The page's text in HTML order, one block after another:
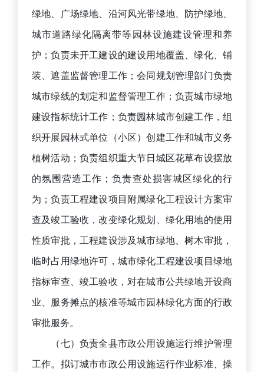
绿地、广场绿地、沿河风光带绿地、防护绿地、
城市道路绿化隔离带等园林设施建设管理和养
护；负责未开工建设的建设用地覆盖、绿化、铺
装、遮盖监督管理工作；会同规划管理部门负责
城市绿线的划定和监督管理工作；负责城市绿地
建设指标统计工作；负责园林城市创建工作，组
织开展园林式单位（小区）创建工作和城市义务
植树活动；负责组织重大节日城区花草布设摆放
的氛围营造工作；负责查处损害城区绿化的行
为；负责工程建设项目附属绿化工程设计方案审
查及竣工验收，改变绿化规划、绿化用地的使用
性质审批，工程建设涉及城市绿地、树木审批，
临时占用绿地许可，城市绿化工程建设项目绿地
指标审查、竣工验收，对在城市公共绿地开设商
业、服务摊点的核准等城市园林绿化方面的行政
审批服务。
（七）负责全县市政公用设施运行维护管理
工作。拟订城市市政公用设施运行作业标准、操